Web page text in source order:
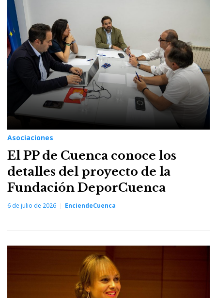
Asociaciones
El PP de Cuenca conoce los
detalles del proyecto de la
Fundación DeporCuenca
6 de julio de 2026 EnciendeCuenca